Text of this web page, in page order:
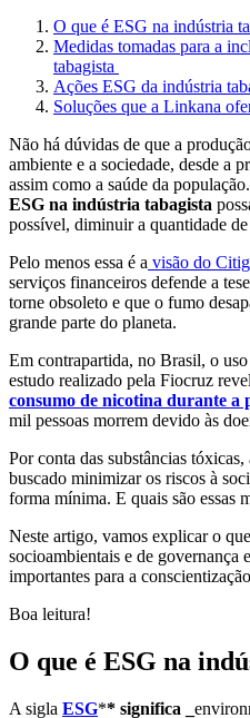
O que é ESG na indústria
Medidas tomadas para a
tabagista
Ações ESG da indústria
Soluções que a Linkana
Não há dúvidas de que a
ambiente e a sociedade, desde a
assim como a saúde da
ESG na indústria tabagista
possível, diminuir a quantidade
Pelo menos essa é a visão do
serviços financeiros defende a
torne obsoleto e que o fumo
grande parte do planeta.
Em contrapartida, no Brasil, o
estudo realizado pela Fiocruz
consumo de nicotina durante a
mil pessoas morrem devido às
Por conta das substâncias tóxicas,
buscado minimizar os riscos à
forma mínima. E quais são essas
Neste artigo, vamos explicar o
socioambientais e de governança
importantes para a
Boa leitura!
O que é ESG na
A sigla ESG** significa _